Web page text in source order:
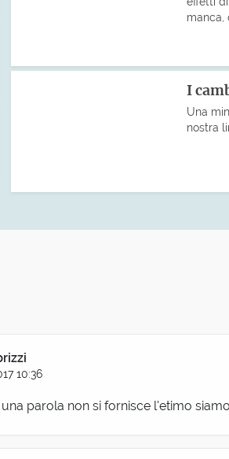
manca,
I
Una
nostra
10:36
parola non si fornisce l'etimo